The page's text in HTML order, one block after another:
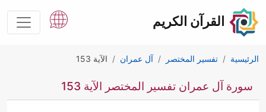
القرآن الكريم
الرئيسية تفسير المختصر آل عمران الآية 153
سورة آل عمران تفسير المختصر الآية 153